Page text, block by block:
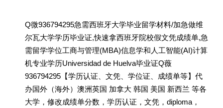
Q微936794295急需西班牙大学毕业留学材料/加急做维
尔瓦大学学历毕业证,快速拿西班牙院校假文凭成绩单,急
需留学学位工商与管理(MBA)信息学和人工智能(AI)计算
机专业学历Universidad de Huelva毕业证Q薇
936794295【学历认证、文凭、学位证、成绩单等】代
办国外（海外）澳洲英国 加拿大 韩国 美国 新西兰 等各
大学，修改成绩单分数，学历认证，文凭，diploma，